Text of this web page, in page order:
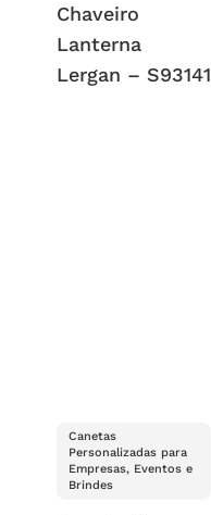
Chaveiro
Lanterna
Lergan – S93141
Canetas
Personalizadas para
Empresas, Eventos e
Brindes